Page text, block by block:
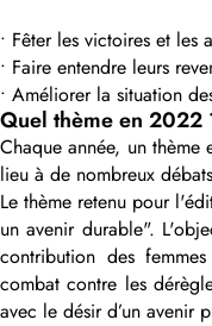
• Fêter les victoires et les
• Faire entendre leurs
• Améliorer la situation
Quel thème en 2022
Chaque année, un
lieu à de nombreux
Le thème retenu pour
un avenir durable".
contribution des
combat contre les
avec le désir d’un avenir